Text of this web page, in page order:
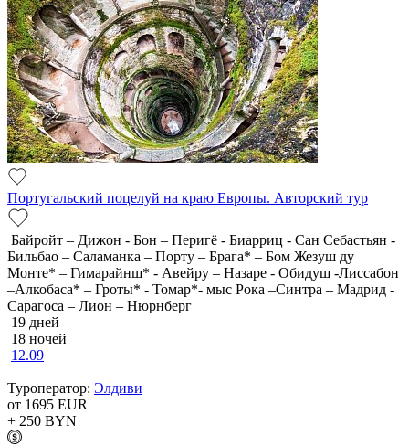
Португальский поцелуй на краю Европы. Авторский тур
Байройт – Дижон - Бон – Перигё - Биарриц - Сан Себастьян -
Бильбао – Саламанка – Порту – Брага* – Бом Жезуш ду
Монте* – Гимарайнш* - Авейру – Назаре - Обидуш -Лиссабон
–Алкобаса* – Гроты* - Томар*- мыс Рока –Синтра – Мадрид -
Сарагоса – Лион – Нюрнберг
19 дней
18 ночей
12.09
Туроператор: Элдиви
от 1695 EUR
+ 250 BYN